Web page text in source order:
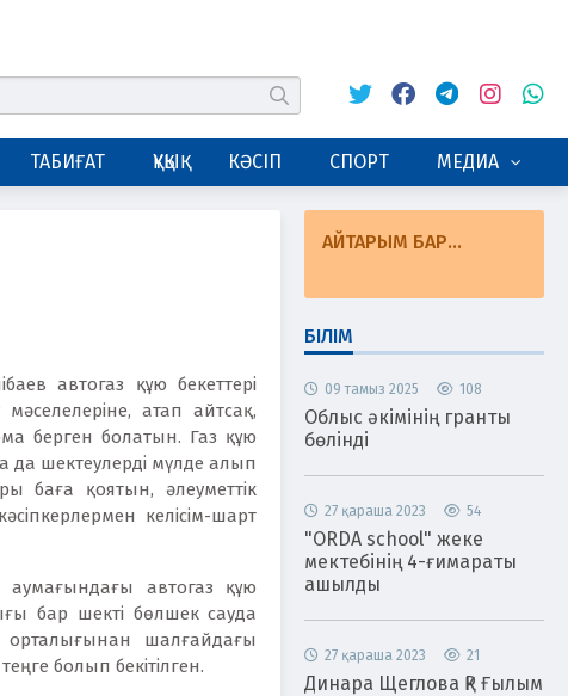
табу
ТАБИҒАТ ҚҰҚЫҚ КӘСІП СПОРТ МЕДИА
автогаз құю бекеттері
атап айтсақ,
берген болатын. Газ құю
да шектеулерді мүлде алып
баға қоятын, әлеуметтік
келісім-шарт
автогаз құю
бар шекті бөлшек сауда
шалғайдағы
болып бекітілген.
АЙТАРЫМ БАР...
БІЛІМ
09 тамыз 2025 108
Облыс әкімінің гранты
бөлінді
27 қараша 2023 54
"ORDA school" жеке
мектебінің 4-ғимараты
ашылды
27 қараша 2023 21
Динара Щеглова ҚР Ғылым